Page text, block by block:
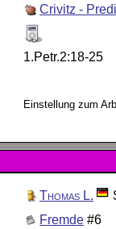
Crivitz -
1.Petr.2:18-25
Einstellung zum
Thomas L.
Fremde #6